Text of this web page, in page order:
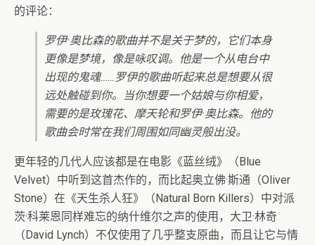
的评论：
罗伊·奥比森的歌曲并不是关于梦的，它们本身
更像是梦境，像是咏叹调。他是一个从电台中
出现的鬼魂……罗伊的歌曲听起来总是想要从很
远处触碰到你。当你想要一个姑娘与你相爱，
需要的是玫瑰花、摩天轮和罗伊·奥比森。他的
歌曲会时常在我们周围如同幽灵般出没。
更年轻的几代人应该都是在电影《蓝丝绒》（Blue
Velvet）中听到这首杰作的，而比起奥立佛·斯通（Oliver
Stone）在《天生杀人狂》（Natural Born Killers）中对派
茨·科莱恩同样难忘的纳什维尔之声的使用，大卫·林奇
（David Lynch）不仅使用了几乎整支原曲，而且让它与情